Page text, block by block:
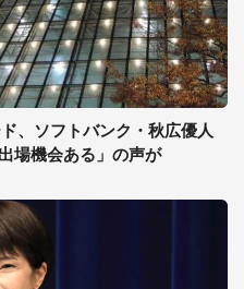
、ソフトバンク・秋広優人
場機会ある」の声が